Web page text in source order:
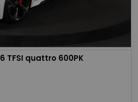
TFSI quattro 600PK